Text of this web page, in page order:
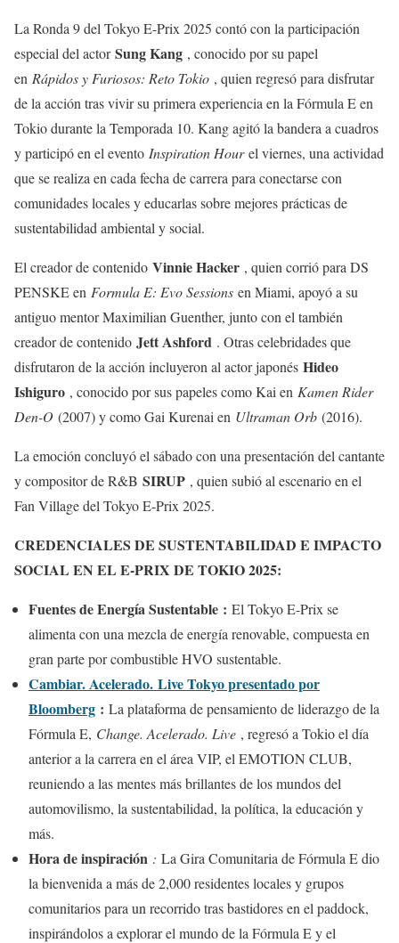
La Ronda 9 del Tokyo E-Prix 2025 contó con la participación
especial del actorSung Kang , conocido por su papel
en Rápidos y Furiosos: Reto Tokio , quien regresó para disfrutar
de la acción tras vivir su primera experiencia en la Fórmula E en
Tokio durante la Temporada 10. Kang agitó la bandera a cuadros
y participó en el evento Inspiration Hourel viernes, una actividad
que se realiza en cada fecha de carrera para conectarse con
comunidades locales y educarlas sobre mejores prácticas de
sustentabilidad ambiental y social.
El creador de contenido Vinnie Hacker , quien corrió para DS
PENSKE en Formula E: Evo Sessions en Miami, apoyó a su
antiguo mentor Maximilian Guenther, junto con el también
creador de contenido Jett Ashford . Otras celebridades que
disfrutaron de la acción incluyeron al actor japonés Hideo
Ishiguro , conocido por sus papeles como Kai en Kamen Rider
Den-O (2007) y como Gai Kurenai en Ultraman Orb (2016).
La emoción concluyó el sábado con una presentación del cantante
y compositor de R&B SIRUP , quien subió al escenario en el
Fan Village del Tokyo E-Prix 2025.
CREDENCIALES DE SUSTENTABILIDAD E IMPACTO
SOCIAL EN EL E-PRIX DE TOKIO 2025:
Fuentes de Energía Sustentable : El Tokyo E-Prix se
alimenta con una mezcla de energía renovable, compuesta en
gran parte por combustible HVO sustentable.
Cambiar. Acelerado. Live Tokyo presentado por
Bloomberg : La plataforma de pensamiento de liderazgo de la
Fórmula E, Change. Acelerado. Live , regresó a Tokio el día
anterior a la carrera en el área VIP, el EMOTION CLUB,
reuniendo a las mentes más brillantes de los mundos del
automovilismo, la sustentabilidad, la política, la educación y
más.
Hora de inspiración : La Gira Comunitaria de Fórmula E dio
la bienvenida a más de 2,000 residentes locales y grupos
comunitarios para un recorrido tras bastidores en el paddock,
inspirándolos a explorar el mundo de la Fórmula E y el